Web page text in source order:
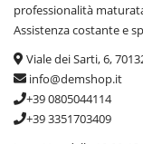
professionalità
Assistenza costante e
Viale dei Sarti, 6,
info@demshop.it
+39 0805044114
+39 3351703409